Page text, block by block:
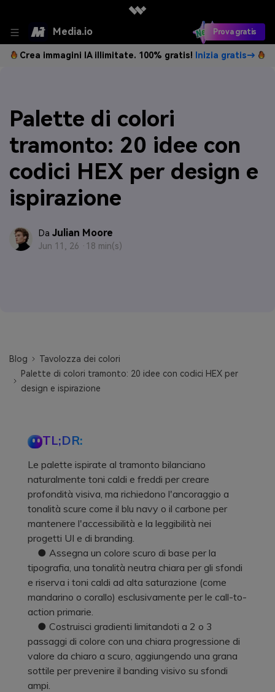
Media.io Prova gratis
Crea immagini IA illimitate. 100% gratis! Inizia gratis→
Palette di colori
tramonto: 20 idee con
codici HEX per design e
ispirazione
Da Julian Moore
Jun 11, 26 · 18 min(s)
Blog
Tavolozza dei colori
Palette di colori tramonto: 20 idee con codici HEX per
design e ispirazione
TL;DR:
Le palette ispirate al tramonto bilanciano
naturalmente toni caldi e freddi per creare
profondità visiva, ma richiedono l'ancoraggio a
tonalità scure come il blu navy o il carbone per
mantenere l'accessibilità e la leggibilità nei
progetti UI e di branding.
● Assegna un colore scuro di base per la
tipografia, una tonalità neutra chiara per gli sfondi
e riserva i toni caldi ad alta saturazione (come
mandarino o corallo) esclusivamente per le call-to-
action primarie.
● Costruisci gradienti limitandoti a 2 o 3
passaggi di colore con una chiara progressione di
valore da chiaro a scuro, aggiungendo una grana
sottile per prevenire il banding visivo su sfondi
ampi.